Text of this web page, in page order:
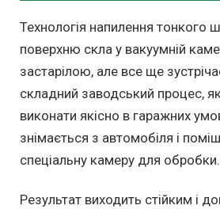
Технологія напилення тонкого
поверхню скла у вакуумній
застарілою, але все ще
складний заводський процес,
виконати якісно в гаражних
знімається з автомобіля і
спеціальну камеру для обробки.
Результат виходить стійким і